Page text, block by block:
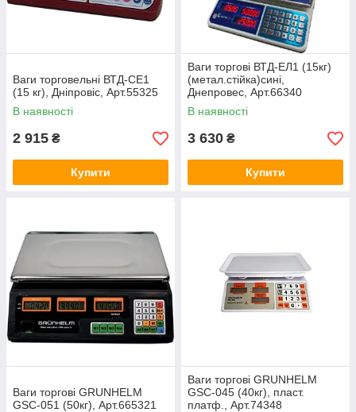
Ваги торговельні ВТД-СЕ1
(15 кг), Дніпровіс, Арт.55325
В наявності
2 915 ₴
Купити
Ваги торгові ВТД-ЕЛ1 (15кг)
(метал.стійка)сині,
Днепровес, Арт.66340
В наявності
3 630 ₴
Купити
Ваги торгові GRUNHELM
GSC-051 (50кг), Арт.665321
Ваги торгові GRUNHELM
GSC-045 (40кг), пласт.
платф., Арт.74348